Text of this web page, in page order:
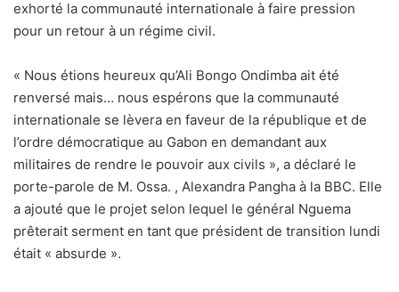
exhorté la communauté internationale à faire pression
pour un retour à un régime civil.
« Nous étions heureux qu’Ali Bongo Ondimba ait été
renversé mais… nous espérons que la communauté
internationale se lèvera en faveur de la république et de
l’ordre démocratique au Gabon en demandant aux
militaires de rendre le pouvoir aux civils », a déclaré le
porte-parole de M. Ossa. , Alexandra Pangha à la BBC. Elle
a ajouté que le projet selon lequel le général Nguema
prêterait serment en tant que président de transition lundi
était « absurde ».